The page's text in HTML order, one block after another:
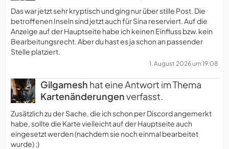
Das war jetzt sehr kryptisch und ging nur über stille Post. Die
betroffenen Inseln sind jetzt auch für Sina reserviert. Auf die
Anzeige auf der Hauptseite habe ich keinen Einfluss bzw. kein
Bearbeitungsrecht. Aber du hast es ja schon an passender
Stelle platziert.
1. August 2026 um 19:08
Gilgamesh hat eine Antwort im Thema
Kartenänderungenverfasst.
Zusätzlich zu der Sache, die ich schon per Discord angemerkt
habe, sollte die Karte vielleicht auf der Hauptseite auch
eingesetzt werden (nachdem sie noch einmal bearbeitet
wurde) ;)